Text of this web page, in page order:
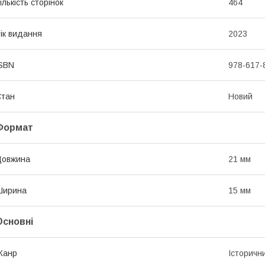
сторінок 464
видання 2023
978-617-
Новий
21 мм
15 мм